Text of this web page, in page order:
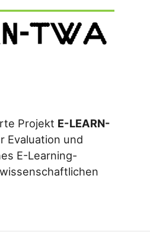
Projekt E-LEARN-
Evaluation und
E-Learning-